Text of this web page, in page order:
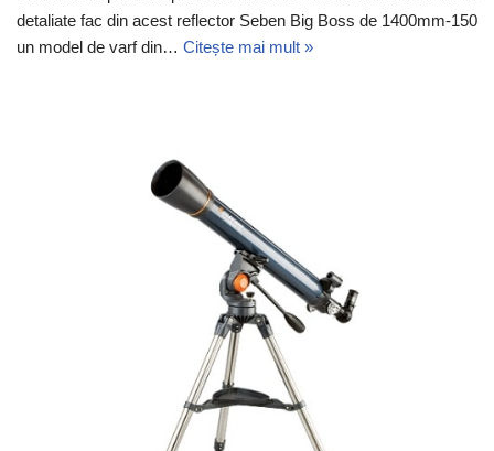
detaliate fac din acest reflector Seben Big Boss de 1400mm-150
un model de varf din… Citește mai mult »